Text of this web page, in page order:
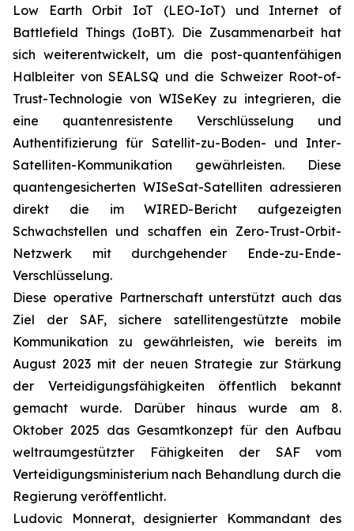
Low Earth Orbit IoT (LEO-IoT) und Internet of
Battlefield Things (IoBT). Die Zusammenarbeit hat
sich weiterentwickelt, um die post-quantenfähigen
Halbleiter von SEALSQ und die Schweizer Root-of-
Trust-Technologie von WISeKey zu integrieren, die
eine quantenresistente Verschlüsselung und
Authentifizierung für Satellit-zu-Boden- und Inter-
Satelliten-Kommunikation gewährleisten. Diese
quantengesicherten WISeSat-Satelliten adressieren
direkt die im WIRED-Bericht aufgezeigten
Schwachstellen und schaffen ein Zero-Trust-Orbit-
Netzwerk mit durchgehender Ende-zu-Ende-
Verschlüsselung.
Diese operative Partnerschaft unterstützt auch das
Ziel der SAF, sichere satellitengestützte mobile
Kommunikation zu gewährleisten, wie bereits im
August 2023 mit der neuen Strategie zur Stärkung
der Verteidigungsfähigkeiten öffentlich bekannt
gemacht wurde. Darüber hinaus wurde am 8.
Oktober 2025 das Gesamtkonzept für den Aufbau
weltraumgestützter Fähigkeiten der SAF vom
Verteidigungsministerium nach Behandlung durch die
Regierung veröffentlicht.
Ludovic Monnerat, designierter Kommandant des